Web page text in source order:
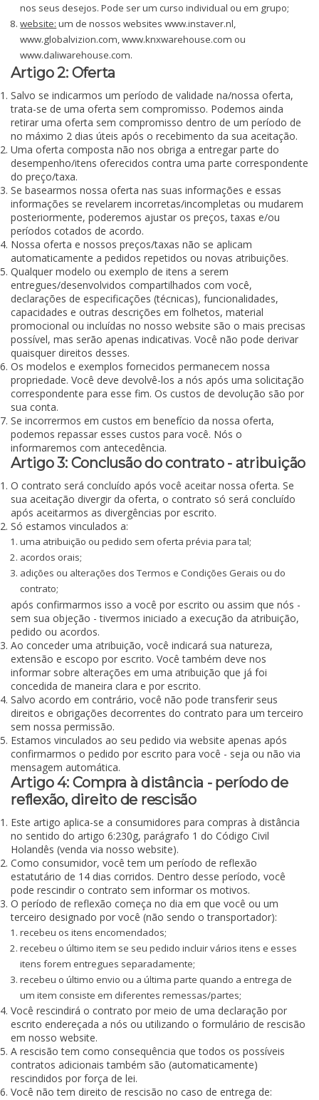
nos seus desejos. Pode ser um curso individual ou em grupo;
website: um de nossos websites www.instaver.nl,
www.globalvizion.com, www.knxwarehouse.com ou
www.daliwarehouse.com.
Artigo 2: Oferta
Salvo se indicarmos um período de validade na/nossa oferta,
trata-se de uma oferta sem compromisso. Podemos ainda
retirar uma oferta sem compromisso dentro de um período de
no máximo 2 dias úteis após o recebimento da sua aceitação.
Uma oferta composta não nos obriga a entregar parte do
desempenho/itens oferecidos contra uma parte correspondente
do preço/taxa.
Se basearmos nossa oferta nas suas informações e essas
informações se revelarem incorretas/incompletas ou mudarem
posteriormente, poderemos ajustar os preços, taxas e/ou
períodos cotados de acordo.
Nossa oferta e nossos preços/taxas não se aplicam
automaticamente a pedidos repetidos ou novas atribuições.
Qualquer modelo ou exemplo de itens a serem
entregues/desenvolvidos compartilhados com você,
declarações de especificações (técnicas), funcionalidades,
capacidades e outras descrições em folhetos, material
promocional ou incluídas no nosso website são o mais precisas
possível, mas serão apenas indicativas. Você não pode derivar
quaisquer direitos desses.
Os modelos e exemplos fornecidos permanecem nossa
propriedade. Você deve devolvê-los a nós após uma solicitação
correspondente para esse fim. Os custos de devolução são por
sua conta.
Se incorrermos em custos em benefício da nossa oferta,
podemos repassar esses custos para você. Nós o
informaremos com antecedência.
Artigo 3: Conclusão do contrato - atribuição
O contrato será concluído após você aceitar nossa oferta. Se
sua aceitação divergir da oferta, o contrato só será concluído
após aceitarmos as divergências por escrito.
Só estamos vinculados a:
uma atribuição ou pedido sem oferta prévia para tal;
acordos orais;
adições ou alterações dos Termos e Condições Gerais ou do
contrato;
após confirmarmos isso a você por escrito ou assim que nós -
sem sua objeção - tivermos iniciado a execução da atribuição,
pedido ou acordos.
Ao conceder uma atribuição, você indicará sua natureza,
extensão e escopo por escrito. Você também deve nos
informar sobre alterações em uma atribuição que já foi
concedida de maneira clara e por escrito.
Salvo acordo em contrário, você não pode transferir seus
direitos e obrigações decorrentes do contrato para um terceiro
sem nossa permissão.
Estamos vinculados ao seu pedido via website apenas após
confirmarmos o pedido por escrito para você - seja ou não via
mensagem automática.
Artigo 4: Compra à distância - período de
reflexão, direito de rescisão
Este artigo aplica-se a consumidores para compras à distância
no sentido do artigo 6:230g, parágrafo 1 do Código Civil
Holandês (venda via nosso website).
Como consumidor, você tem um período de reflexão
estatutário de 14 dias corridos. Dentro desse período, você
pode rescindir o contrato sem informar os motivos.
O período de reflexão começa no dia em que você ou um
terceiro designado por você (não sendo o transportador):
recebeu os itens encomendados;
recebeu o último item se seu pedido incluir vários itens e esses
itens forem entregues separadamente;
recebeu o último envio ou a última parte quando a entrega de
um item consiste em diferentes remessas/partes;
Você rescindirá o contrato por meio de uma declaração por
escrito endereçada a nós ou utilizando o formulário de rescisão
em nosso website.
A rescisão tem como consequência que todos os possíveis
contratos adicionais também são (automaticamente)
rescindidos por força de lei.
Você não tem direito de rescisão no caso de entrega de: